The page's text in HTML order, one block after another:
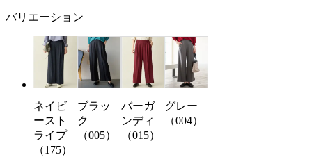
バリエーション
ネイビ
ースト
ライプ
（175）
ブラッ
ク
（005）
バーガ
ンディ
（015）
グレー
（004）